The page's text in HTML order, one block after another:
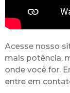
Acesse nosso
mais potência,
onde você for.
entre em